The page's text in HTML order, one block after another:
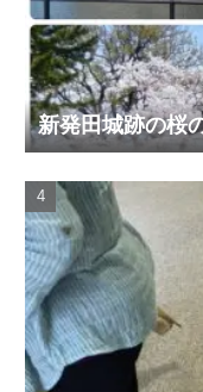
新発田城跡の桜